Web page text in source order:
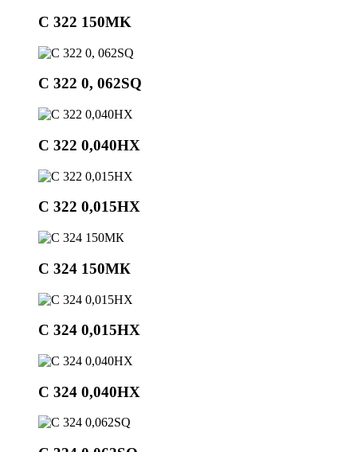
C 322 150MK
С 322 0, 062SQ
C 322 0,040HX
C 322 0,015HX
С 324 150МК
С 324 0,015НХ
С 324 0,040НХ